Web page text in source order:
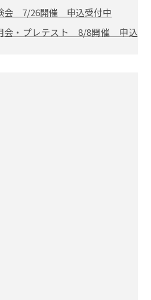
会 7/26開催 申込受付中
会・プレテスト 8/8開催 申込